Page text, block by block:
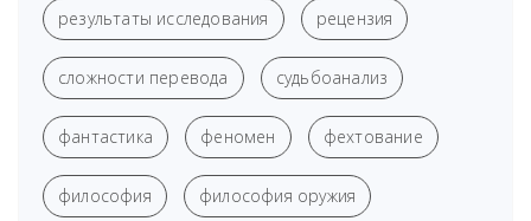
результаты исследования рецензия
сложности перевода судьбоанализ
фантастика феномен фехтование
философия философия оружия